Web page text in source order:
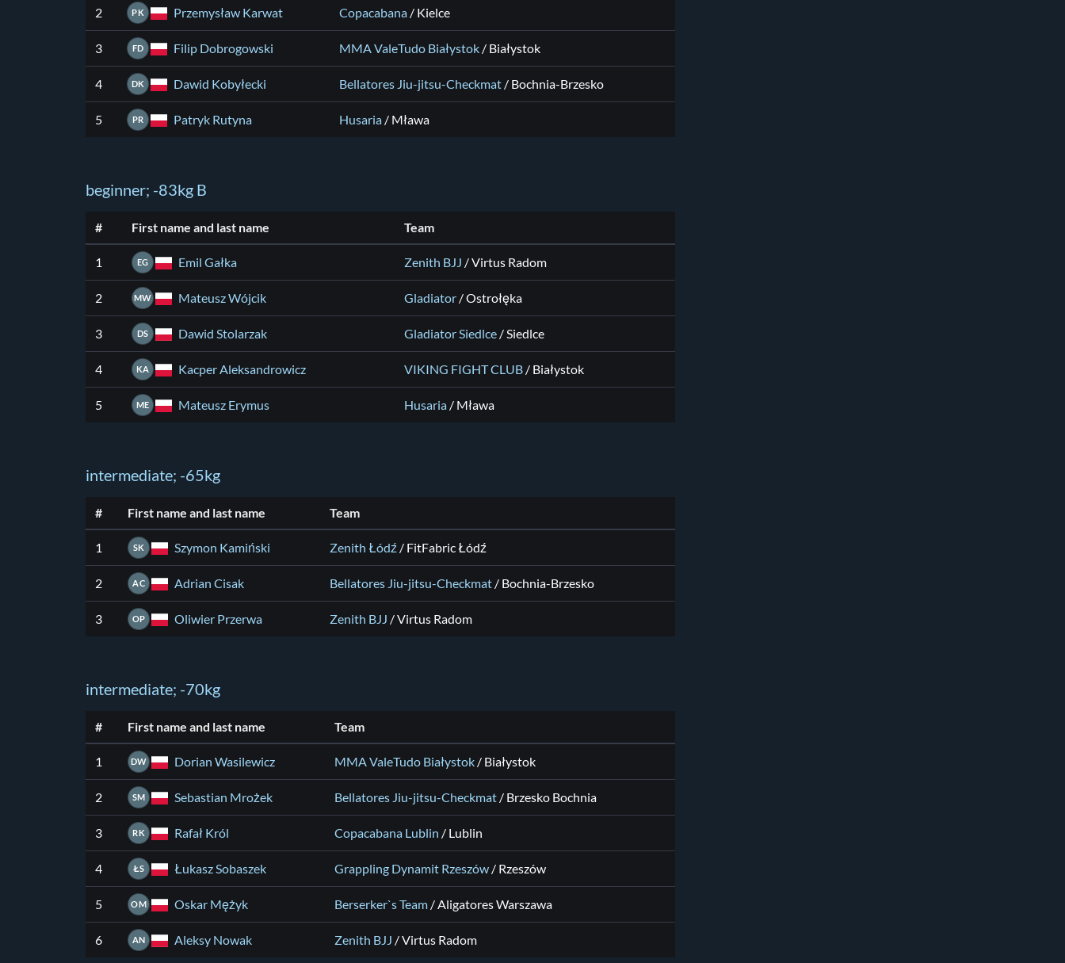
2 PK Przemysław Karwat Copacabana / Kielce
3 FD Filip Dobrogowski MMA ValeTudo Białystok / Białystok
4 DK Dawid Kobyłecki Bellatores Jiu-jitsu-Checkmat / Bochnia-Brzesko
5 PR Patryk Rutyna Husaria / Mława
beginner; -83kg B
# First name and last name Team
1 EG Emil Gałka Zenith BJJ /Virtus Radom
2 MW Mateusz Wójcik Gladiator /Ostrołęka
3 DS Dawid Stolarzak Gladiator Siedlce /Siedlce
4 KA Kacper Aleksandrowicz VIKING FIGHT CLUB / Białystok
5 ME Mateusz Erymus Husaria / Mława
intermediate; -65kg
# First name and last name Team
1 SK Szymon Kamiński Zenith Łódź / FitFabric Łódź
2 AC Adrian Cisak Bellatores Jiu-jitsu-Checkmat / Bochnia-Brzesko
3 OP Oliwier Przerwa Zenith BJJ /Virtus Radom
intermediate; -70kg
# First name and last name Team
1 DW Dorian Wasilewicz MMA ValeTudo Białystok / Białystok
2 SM Sebastian Mrożek Bellatores Jiu-jitsu-Checkmat / Brzesko Bochnia
3 RK Rafał Król Copacabana Lublin / Lublin
4 ŁS Łukasz Sobaszek Grappling Dynamit Rzeszów / Rzeszów
5 OM Oskar Mężyk Berserker`s Team /Aligatores Warszawa
6 AN Aleksy Nowak Zenith BJJ /Virtus Radom